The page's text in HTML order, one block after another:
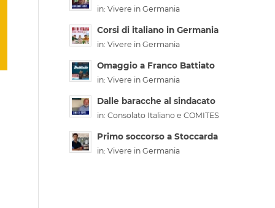
in:Vivere in Germania
Corsi di italiano in Germania
in:Vivere in Germania
Omaggio a Franco Battiato
in:Vivere in Germania
Dalle baracche al sindacato
in:Consolato Italiano e COMITES
Primo soccorso a Stoccarda
in:Vivere in Germania